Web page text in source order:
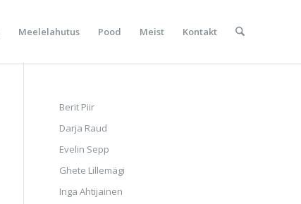
Meelelahutus Pood Meist Kontakt
Berit Piir
Darja Raud
Evelin Sepp
Ghete Lillemägi
Inga Ahtijainen